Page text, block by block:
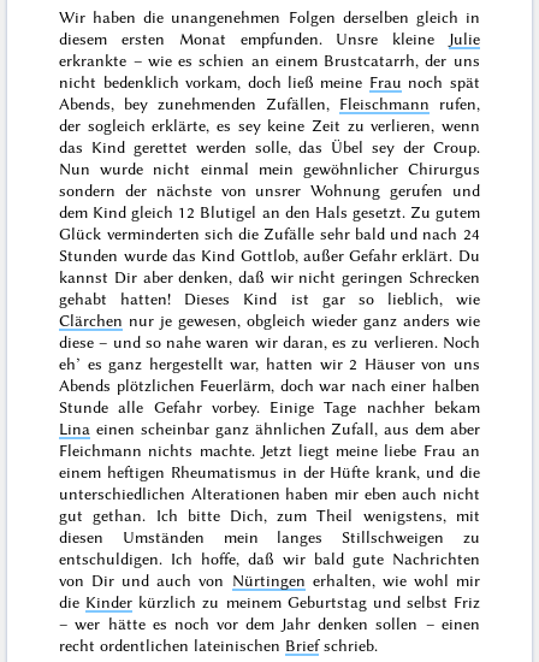
Wir haben die unangenehmen Folgen derselben gleich in
diesem ersten Monat empfunden. Unsre kleine Julie
erkrankte – wie es schien an einem Brustcatarrh, der uns
nicht bedenklich vorkam, doch ließ meine Frau noch spät
Abends, bey zunehmenden Zufällen, Fleischmann
rufen,
der sogleich erklärte, es sey keine Zeit zu verlieren, wenn
das Kind gerettet werden solle, das Übel sey der Croup.
Nun wurde nicht einmal mein gewöhnlicher Chirurgus
sondern der nächste von unsrer Wohnung gerufen und
dem Kind gleich 12 Blutigel an den Hals gesetzt. Zu gutem
Glück verminderten sich die Zufälle sehr bald und nach 24
Stunden wurde das Kind Gottlob, außer Gefahr erklärt. Du
kannst Dir aber denken, daß wir nicht geringen Schrecken
gehabt hatten! Dieses Kind ist gar so lieblich, wie
Clärchen nur je gewesen, obgleich wieder ganz anders wie
diese – und so nahe waren wir daran, es zu verlieren. Noch
eh’ es ganz hergestellt war, hatten wir 2 Häuser von uns
Abends plötzlichen Feuerlärm, doch war nach einer halben
Stunde alle Gefahr vorbey. Einige Tage nachher bekam
Lina einen scheinbar ganz ähnlichen Zufall, aus dem aber
Fleichmann nichts machte. Jetzt liegt meine liebe Frau an
einem heftigen Rheumatismus in der Hüfte krank, und die
unterschiedlichen Alterationen haben mir eben auch nicht
gut gethan. Ich bitte Dich, zum Theil wenigstens, mit
diesen Umständen mein langes Stillschweigen zu
entschuldigen. Ich hoffe, daß wir bald gute Nachrichten
von Dir und auch von Nürtingen erhalten, wie wohl mir
die Kinder kürzlich zu meinem Geburtstagund selbst Friz
– wer hätte es noch vor dem Jahr denken sollen – einen
recht ordentlichen lateinischen Briefschrieb.